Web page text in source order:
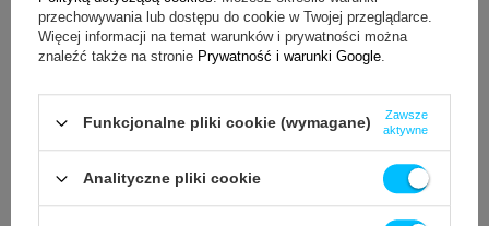
PAMIĘTAJ! Aby upewnić się, że filtr wody został wyjęty
przed czyszczeniem urządzenia!
5.00
Liczba wystawionych opinii: 23
przechowywania lub dostępu do cookie w Twojej przeglądarce.
Więcej informacji na temat warunków i prywatności można
znaleźć także na stronie Prywatność i warunki Google.
Funkcjonalne pliki cookie (wymagane)
Zawsze
aktywne
Analityczne pliki cookie